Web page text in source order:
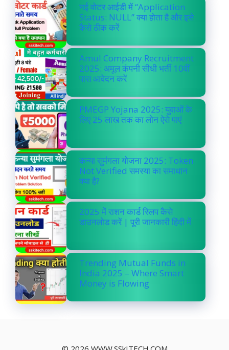
नई वोटर आईडी में “Application
Status: NULL” क्या होता है और इसे
कैसे ठीक करें
Amul Company Recruitment
2025: अमूल कंपनी सीधी भर्ती 10वीं
पास आवेदन करें
PMEGP Yojana 2025: युवाओं के
लिए 25 लाख तक का लोन ऐसे पाएं
कन्या सुमंगला योजना 2025: Token
Not Verified समस्या का समाधान
क्या है?
2025 में राशन कार्ड स्लिप कैसे
डाउनलोड करें | पूरी जानकारी हिंदी में
Trending Mutual Funds in
India 2025 – Where Smart
Money is Flowing